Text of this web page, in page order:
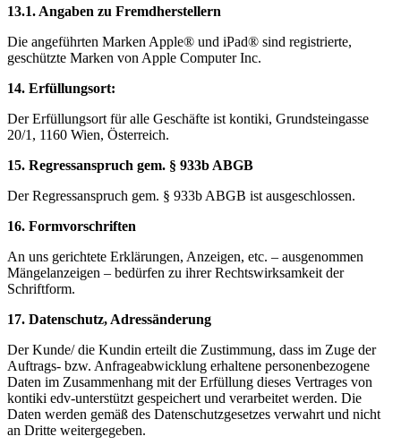
13.1. Angaben zu Fremdherstellern
Die angeführten Marken Apple® und iPad® sind registrierte,
geschützte Marken von Apple Computer Inc.
14. Erfüllungsort:
Der Erfüllungsort für alle Geschäfte ist kontiki, Grundsteingasse
20/1, 1160 Wien, Österreich.
15. Regressanspruch gem. § 933b ABGB
Der Regressanspruch gem. § 933b ABGB ist ausgeschlossen.
16. Formvorschriften
An uns gerichtete Erklärungen, Anzeigen, etc. – ausgenommen
Mängelanzeigen – bedürfen zu ihrer Rechtswirksamkeit der
Schriftform.
17. Datenschutz, Adressänderung
Der Kunde/ die Kundin erteilt die Zustimmung, dass im Zuge der
Auftrags- bzw. Anfrageabwicklung erhaltene personenbezogene
Daten im Zusammenhang mit der Erfüllung dieses Vertrages von
kontiki edv-unterstützt gespeichert und verarbeitet werden. Die
Daten werden gemäß des Datenschutzgesetzes verwahrt und nicht
an Dritte weitergegeben.